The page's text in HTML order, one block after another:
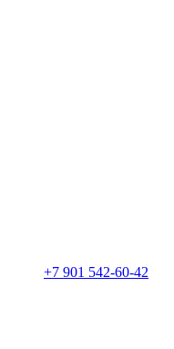
+7 901 542-60-42